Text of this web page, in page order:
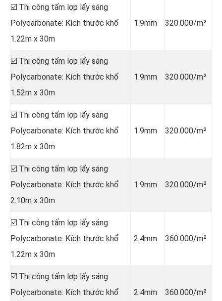
☑️ Thi công tấm lợp lấy sáng
Polycarbonate: Kích thước khổ
1.22m x 30m
1.9mm 320.000/m²
☑️ Thi công tấm lợp lấy sáng
Polycarbonate: Kích thước khổ
1.52m x 30m
1.9mm 320.000/m²
☑️ Thi công tấm lợp lấy sáng
Polycarbonate: Kích thước khổ
1.82m x 30m
1.9mm 320.000/m²
☑️ Thi công tấm lợp lấy sáng
Polycarbonate: Kích thước khổ
2.10m x 30m
1.9mm 320.000/m²
☑️ Thi công tấm lợp lấy sáng
Polycarbonate: Kích thước khổ
1.22m x 30m
2.4mm 360.000/m²
☑️ Thi công tấm lợp lấy sáng
Polycarbonate: Kích thước khổ
2.4mm 360.000/m²